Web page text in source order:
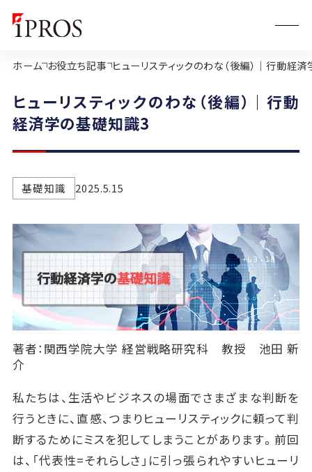
ホーム お役立ち記事 ヒューリスティックのわな（後編）｜行動経
ヒューリスティックのわな（後編）｜行動
経済学の基礎知識3
基礎知識 2025.5.15
著者：関西学院大学 経営戦略研究科 教授 池田 新
介
私たちは、生活やビジネスの場面でさまざまな判断を
行うときに、直感、つまりヒューリスティックに頼って判
断するためにミスを犯してしまうことがあります。前回
は、「代表性=それらしさ」に引っ張られやすいヒューリ